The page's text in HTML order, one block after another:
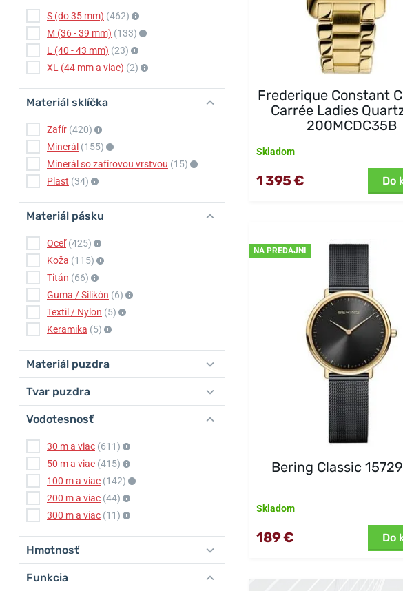
S (do 35 mm) (462)
M (36 - 39 mm) (133)
L (40 - 43 mm) (23)
XL (44 mm a viac) (2)
Materiál sklíčka
Zafír (420)
Minerál (155)
Minerál so zafírovou vrstvou (15)
Plast (34)
Materiál pásku
Oceľ (425)
Koža (115)
Titán (66)
Guma / Silikón (6)
Textil / Nylon (5)
Keramika (5)
Materiál puzdra
Tvar puzdra
Vodotesnosť
30 m a viac (611)
50 m a viac (415)
100 m a viac (142)
200 m a viac (44)
300 m a viac (11)
Hmotnosť
Funkcia
Frederique Constant
Carrée Ladies
200MCDC35B
Skladom
1 395 € Do
NA PREDAJNI
Bering Classic
Skladom
189 € Do